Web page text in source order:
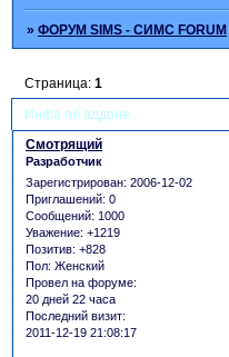
»ФОРУМ SIMS - СИМС FORUM
Инфа об аддоне
Страница:1
Смотрящий
Разработчик
Зарегистрирован: 2006-12-02
Приглашений: 0
Сообщений: 1000
Уважение: +1219
Позитив: +828
Пол: Женский
Провел на форуме:
20 дней 22 часа
Последний визит:
2011-12-19 21:08:17